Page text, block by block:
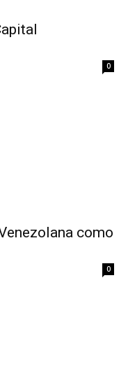
0
como
0